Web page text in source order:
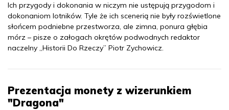
Ich przygody i dokonania w niczym nie ustępują przygodom i
dokonaniom lotników. Tyle że ich scenerią nie były rozświetlone
słońcem podniebne przestworza, ale zimna, ponura głębia
mórz – pisze o załogach okrętów podwodnych redaktor
naczelny „Historii Do Rzeczy” Piotr Zychowicz.
Prezentacja monety z wizerunkiem
"Dragona"